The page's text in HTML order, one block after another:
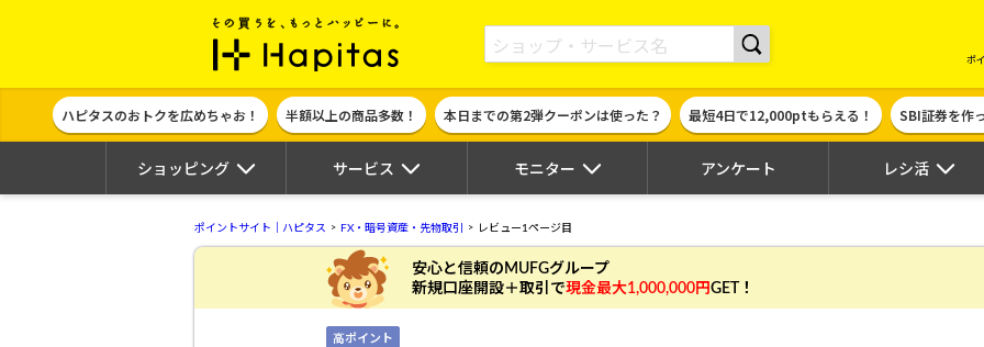
ポイント貯めて現金やギフト券に交換できるポイントサイト | ハピタス
ポ
ハピタスのおトクを広めちゃお！ 半額以上の商品多数！ 本日までの第2弾クーポンは使った？ 最短4日で12,000ptもらえる！ SBI証券を作
ショッピング サービス モニター アンケート レシ活
ポイントサイト｜ハピタス FX・暗号資産・先物取引 レビュー1ページ目
安心と信頼のMUFGグループ
新規口座開設＋取引で現金最大1,000,000円GET！
高ポイント